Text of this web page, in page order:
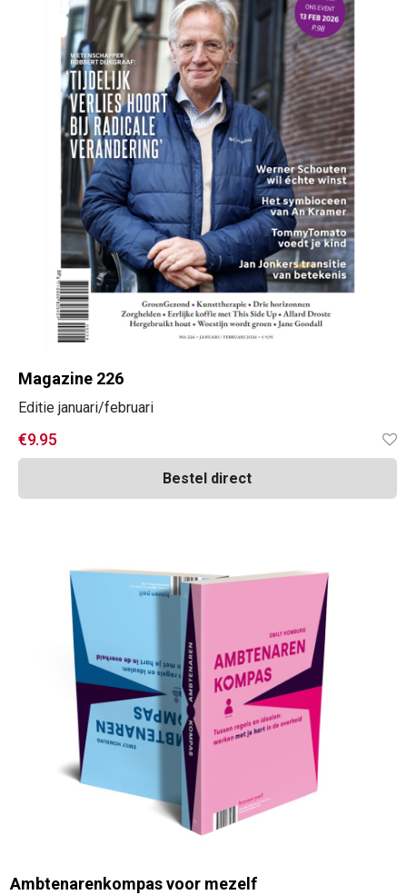
Magazine 226
Editie januari/februari
€9.95
Bestel direct
Ambtenarenkompas voor mezelf